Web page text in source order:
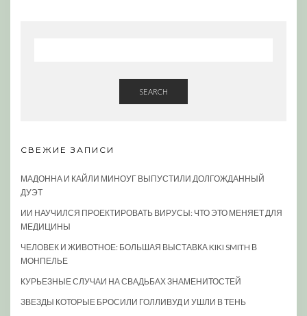
SEARCH
СВЕЖИЕ ЗАПИСИ
МАДОННА И КАЙЛИ МИНОУГ ВЫПУСТИЛИ ДОЛГОЖДАННЫЙ
ДУЭТ
ИИ НАУЧИЛСЯ ПРОЕКТИРОВАТЬ ВИРУСЫ: ЧТО ЭТО МЕНЯЕТ ДЛЯ
МЕДИЦИНЫ
ЧЕЛОВЕК И ЖИВОТНОЕ: БОЛЬШАЯ ВЫСТАВКА KIKI SMITH В
МОНПЕЛЬЕ
КУРЬЕЗНЫЕ СЛУЧАИ НА СВАДЬБАХ ЗНАМЕНИТОСТЕЙ
ЗВЕЗДЫ КОТОРЫЕ БРОСИЛИ ГОЛЛИВУД И УШЛИ В ТЕНЬ